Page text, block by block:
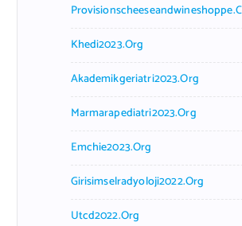
Khedi2023.org
Akademikgeriatri2023.org
Marmarapediatri2023.org
Emchie2023.org
Girisimselradyoloji2022.org
Utcd2022.org